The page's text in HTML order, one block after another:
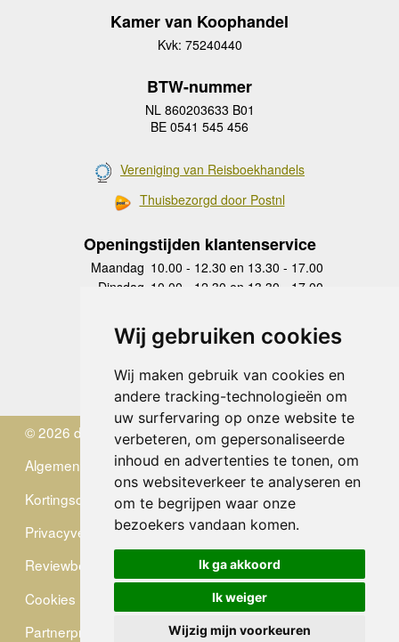
Wij gebruiken cookies
Wij maken gebruik van cookies en
andere tracking-technologieën om
uw surfervaring op onze website te
verbeteren, om gepersonaliseerde
inhoud en advertenties te tonen, om
ons websiteverkeer te analyseren en
om te begrijpen waar onze
bezoekers vandaan komen.
Ik ga akkoord
Ik weiger
Wijzig mijn voorkeuren
Kamer van Koophandel
Kvk: 75240440
BTW-nummer
NL 860203633 B01
BE 0541 545 456
Vereniging van Reisboekhandels
Thuisbezorgd door Postnl
Openingstijden klantenservice
Maandag 10.00 - 12.30 en 13.30 - 17.00
Dinsdag 10.00 - 12.30 en 13.30 - 17.00
Donderdag
10.00 - 12.30 en 13.30 - 17.00
Vrijdag 10.00 - 12.30 en 13.30 - 17.00
Zaterdag
gesloten
Zondag gesloten
© 2026 de Zwerver
Algemene Voorwaarden
Kortingscode
Privacyverklaring
Reviewbeleid
Cookies
Partnerprogramma